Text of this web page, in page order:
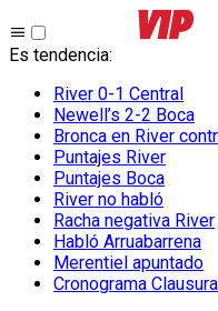
Es tendencia:
River 0-1 Central
Newell’s 2-2 Boca
Bronca en River
Puntajes River
Puntajes Boca
River no habló
Racha negativa River
Habló Arruabarrena
Merentiel apuntado
Cronograma Clausura